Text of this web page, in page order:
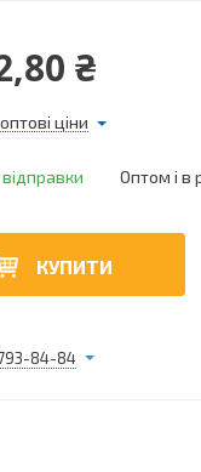
₴
ціни
Оптом і в
КУПИТИ
84-84